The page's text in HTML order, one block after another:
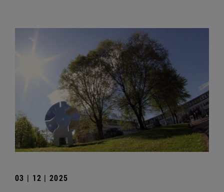
03 | 12 | 2025